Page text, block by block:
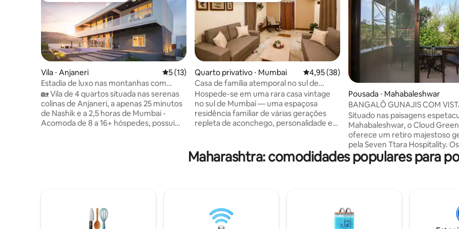
Vila ⋅ Anjaneri 5 de uma avaliação média de 5, 13 avaliações
5 (13)
Estadia de luxo nas montanhas com
piscina, Wi-Fi, comida
🏡 Vila de 4 quartos situada nas serenas
colinas de Anjaneri, a apenas 25 minutos
de Nashik e a 2,5 horas de Mumbai -
Acomoda de 8 a 16+ hóspedes, possui
Perfeito para viagens em família,
ocasiões especiais ou retiros tranquilos
Quarto privativo ⋅ Mumbai 4,95 de uma avaliação média de 5, 38
4,95 (38)
Casa de família atemporal no sul de
Mumbai
Hospede-se em uma rara casa vintage
no sul de Mumbai — uma espaçosa
residência familiar de várias gerações
repleta de aconchego, personalidade e
compartilha esta casa com a família
anfitriã. Renovada em 2026, a casa
Ao contrário dos típicos apartamentos
modernos, a casa oferece proporções
Pousada ⋅ Mahabaleshwar
BANGALÔ GUNAJIS COM
PANORÂMICA DAS COLINAS
Situado nas paisagens
Mahabaleshwar, o Cloud
oferece um retiro majestoso
pela Seven Ttara Hospitality.
deslumbrantes refletem a
natureza, proporcionando uma
deslumbrantes e ar fresco da
Nosso compromisso com a
garante uma experiência
Maharashtra: comodidades populares para